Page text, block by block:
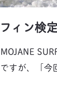
ィン検
すが、「今